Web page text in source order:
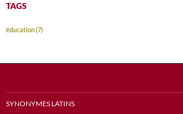
TAGS
éducation(7)
SYNONYMES LATINS